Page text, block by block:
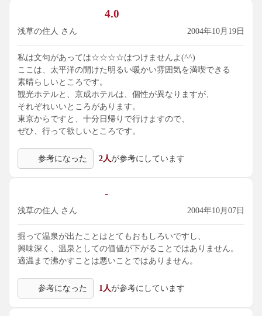
4.0
浅草の住人 さん 2004年10月19日
私は文句があっては☆☆☆☆はつけませんよ(^^)
ここは、太平洋の開けた明るい暖かい雰囲気を満喫できる
素晴らしいところです。
観光ホテルと、京成ホテルは、個性が異なりますが、
それぞれいいところがあります。
東京からですと、十分日帰りで行けますので、
ぜひ、行って欲しいところです。
参考になった 2人が参考にしています
-
浅草の住人 さん 2004年10月07日
掘って温泉が出たことはとてもおもしろいですし、
興味深く、温泉としての価値が下がることではありません。
適温まで沸かすことは悪いことではありません。
参考になった 1人が参考にしています